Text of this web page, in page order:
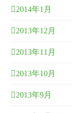
2014年1月
2013年12月
2013年11月
2013年10月
2013年9月